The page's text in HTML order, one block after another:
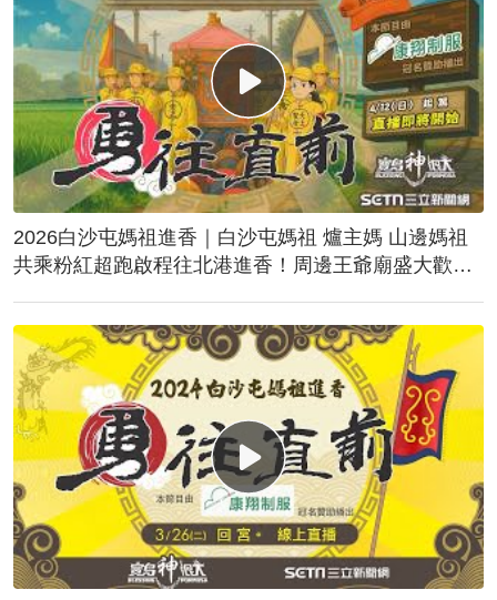
2026白沙屯媽祖進香｜白沙屯媽祖 爐主媽 山邊媽祖
共乘粉紅超跑啟程往北港進香！周邊王爺廟盛大歡